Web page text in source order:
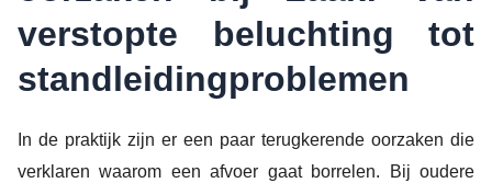
verstopte beluchting tot
standleidingproblemen
In de praktijk zijn er een paar terugkerende oorzaken die
verklaren waarom een afvoer gaat borrelen. Bij oudere